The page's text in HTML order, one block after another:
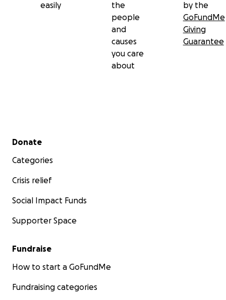
easily
the
people
and
causes
you care
about
by the
GoFundMe
Giving
Guarantee
Secondary menu
Donate
Categories
Crisis relief
Social Impact Funds
Supporter Space
Fundraise
How to start a GoFundMe
Fundraising categories